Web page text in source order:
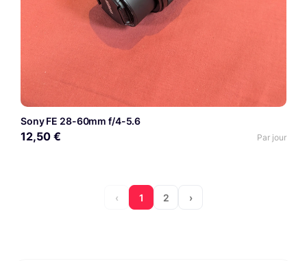
Sony FE 28-60mm f/4-5.6
12,50 € Par jour
‹ 1 2 ›